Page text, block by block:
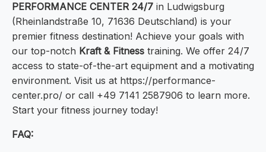
PERFORMANCE CENTER 24/7 in Ludwigsburg
(Rheinlandstraße 10, 71636 Deutschland) is your
premier fitness destination! Achieve your goals with
our top-notch Kraft & Fitness training. We offer 24/7
access to state-of-the-art equipment and a motivating
environment. Visit us at https://performance-
center.pro/ or call +49 7141 2587906 to learn more.
Start your fitness journey today!
FAQ: